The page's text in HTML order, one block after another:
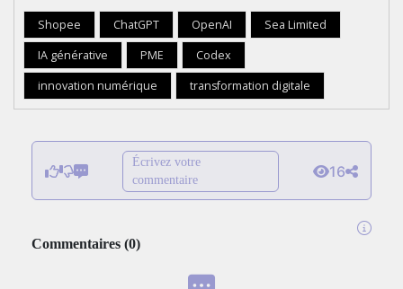
Shopee ChatGPT OpenAI
Sea Limited
IA générative
PME
Codex
innovation numérique
transformation digitale
Écrivez votre
commentaire
16
Commentaires (0)